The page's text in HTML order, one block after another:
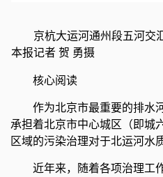
京杭大运河通州段五河交
本报记者 贺 勇摄
核心阅读
作为北京市最重要的排水
承担着北京市中心城区（即城
区域的污染治理对于北运河水
近年来，随着各项治理工